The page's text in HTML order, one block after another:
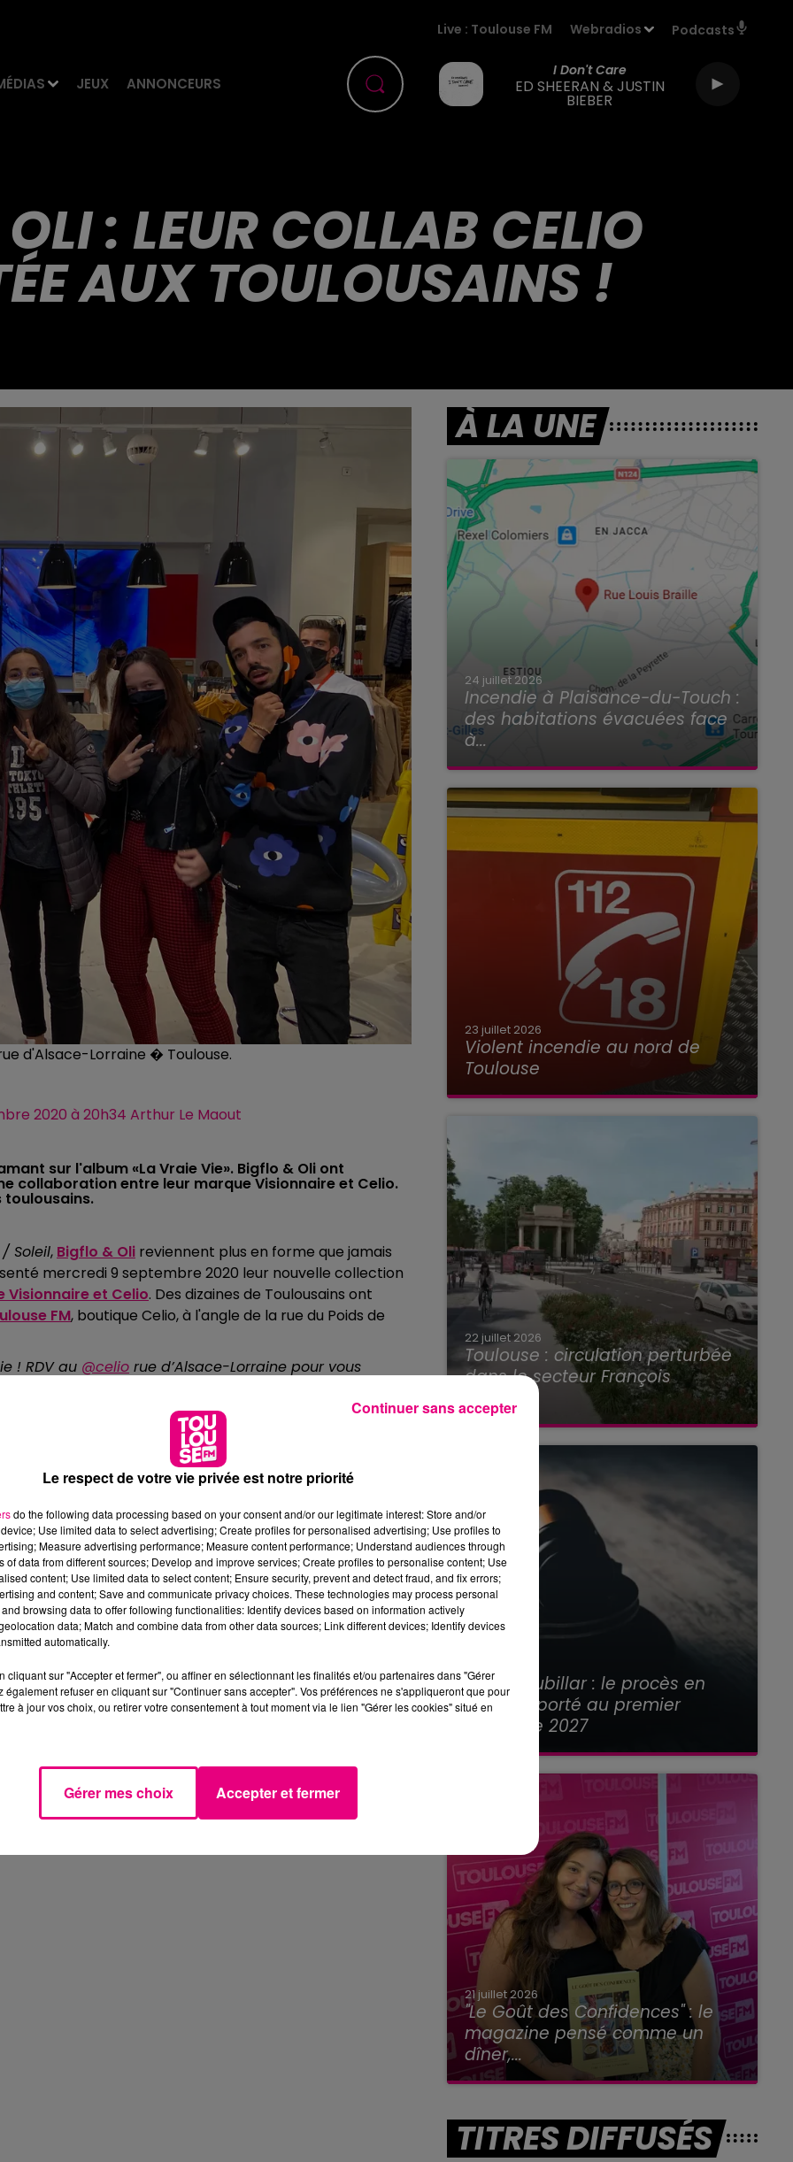
JEUX ANNONCEURS
Live : Toulouse FM Webradios Podcasts
I Don't Care
ED SHEERAN & JUSTIN
BIEBER
: LEUR COLLAB CELIO
AUX TOULOUSAINS !
d'Alsace-Lorraine � Toulouse.
2020 à 20h34 Arthur Le Maout
sur l'album «La Vraie Vie». Bigflo & Oli ont
collaboration entre leur marque Visionnaire et Celio.
toulousains.
Soleil, Bigflo & Oli reviennent plus en forme que jamais
mercredi 9 septembre 2020 leur nouvelle collection
et Celio. Des dizaines de Toulousains ont
FM, boutique Celio, à l'angle de la rue du Poids de
! RDV au @celio rue d’Alsace-Lorraine pour vous
à la nature et à l'environnement. On y retrouve les
la plage et les arcs-en-ciel. La collection est unisexe,
shirt, bomber, ou encore veste en jean
jusqu'au 8 octobre inclus, dans les boutiques Celio
À LA UNE
24 juillet 2026
Incendie à Plaisance-du-Touch :
des habitations évacuées face
à...
23 juillet 2026
Violent incendie au nord de
Toulouse
22 juillet 2026
Toulouse : circulation perturbée
dans le secteur François
Verdier...
Affaire Jubillar : le procès en
appel reporté au premier
semestre 2027
21 juillet 2026
"Le Goût des Confidences" : le
magazine pensé comme un
dîner,...
TITRES DIFFUSÉS
Le respect de votre vie privée est notre priorité
do the following data processing based on your consent and/or our legitimate interest: Store and/or
Use limited data to select advertising; Create profiles for personalised advertising; Use profiles to
Measure advertising performance; Measure content performance; Understand audiences through
of data from different sources; Develop and improve services; Create profiles to personalise content; Use
content; Use limited data to select content; Ensure security, prevent and detect fraud, and fix errors;
and content; Save and communicate privacy choices. These technologies may process personal
browsing data to offer following functionalities: Identify devices based on information actively
data; Match and combine data from other data sources; Link different devices; Identify devices
automatically.
cliquant sur "Accepter et fermer", ou affiner en sélectionnant les finalités et/ou partenaires dans "Gérer
également refuser en cliquant sur "Continuer sans accepter". Vos préférences ne s'appliqueront que pour
à jour vos choix, ou retirer votre consentement à tout moment via le lien "Gérer les cookies" situé en
Gérer mes choix Accepter et fermer
Continuer sans accepter